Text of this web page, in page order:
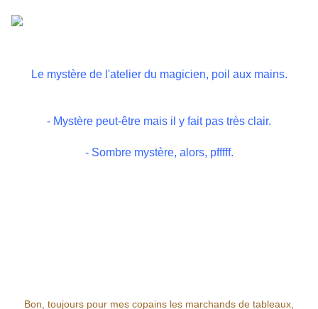
Le mystère de l'atelier du magicien, poil aux mains.
- Mystère peut-être mais il y fait pas très clair.
- Sombre mystère, alors, pfffff.
Bon, toujours pour mes copains les marchands de tableaux,